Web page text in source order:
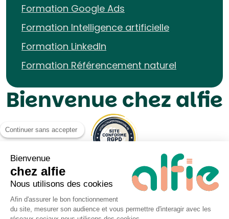
Formation Google Ads
Formation Intelligence artificielle
Formation LinkedIn
Formation Référencement naturel
Bienvenue chez alfie
Continuer sans accepter
Bienvenue
chez alfie
Nous utilisons des cookies
Afin d'assurer le bon fonctionnement
du site, mesurer son audience et vous permettre d'interagir avec les